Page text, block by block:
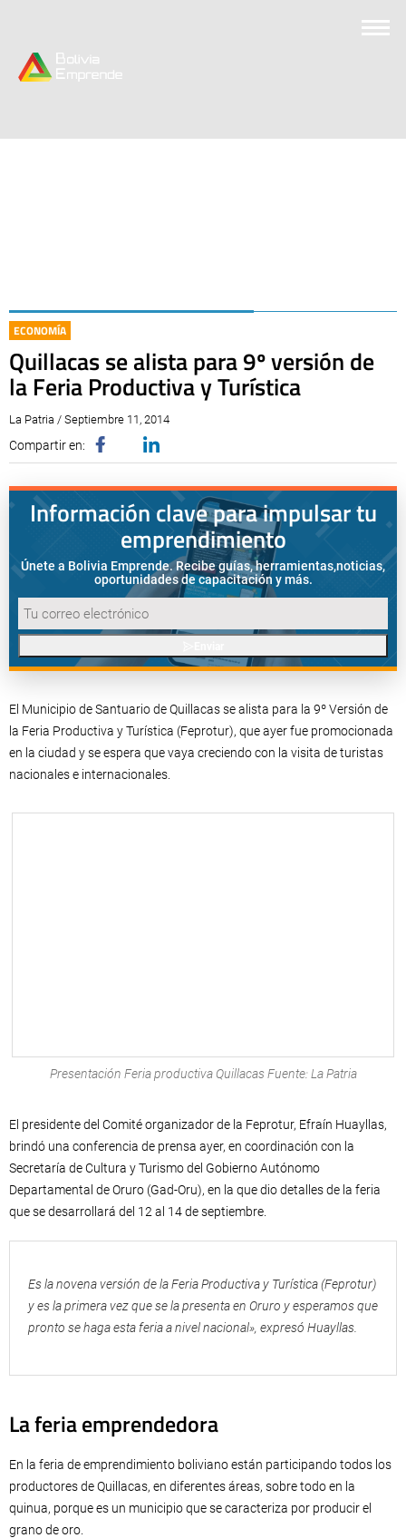
ECONOMÍA
Quillacas se alista para 9º versión de
la Feria Productiva y Turística
La Patria / Septiembre 11, 2014
Compartir en:
Información clave para impulsar tu
emprendimiento
Únete a Bolivia Emprende. Recibe guías, herramientas,noticias,
oportunidades de capacitación y más.
El Municipio de Santuario de Quillacas se alista para la 9º Versión de
la Feria Productiva y Turística (Feprotur), que ayer fue promocionada
en la ciudad y se espera que vaya creciendo con la visita de turistas
nacionales e internacionales.
Presentación Feria productiva Quillacas Fuente: La Patria
El presidente del Comité organizador de la Feprotur, Efraín Huayllas,
brindó una conferencia de prensa ayer, en coordinación con la
Secretaría de Cultura y Turismo del Gobierno Autónomo
Departamental de Oruro (Gad-Oru), en la que dio detalles de la feria
que se desarrollará del 12 al 14 de septiembre.
Es la novena versión de la Feria Productiva y Turística (Feprotur)
y es la primera vez que se la presenta en Oruro y esperamos que
pronto se haga esta feria a nivel nacional», expresó Huayllas.
La feria emprendedora
En la feria de emprendimiento boliviano están participando todos los
productores de Quillacas, en diferentes áreas, sobre todo en la
quinua, porque es un municipio que se caracteriza por producir el
grano de oro.